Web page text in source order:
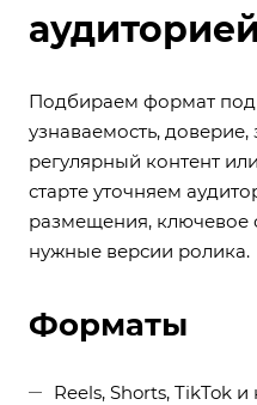
аудиторией
Подбираем формат под
узнаваемость, доверие,
регулярный контент
старте уточняем
размещения, ключевое
нужные версии ролика.
Форматы
Reels, Shorts, TikTok